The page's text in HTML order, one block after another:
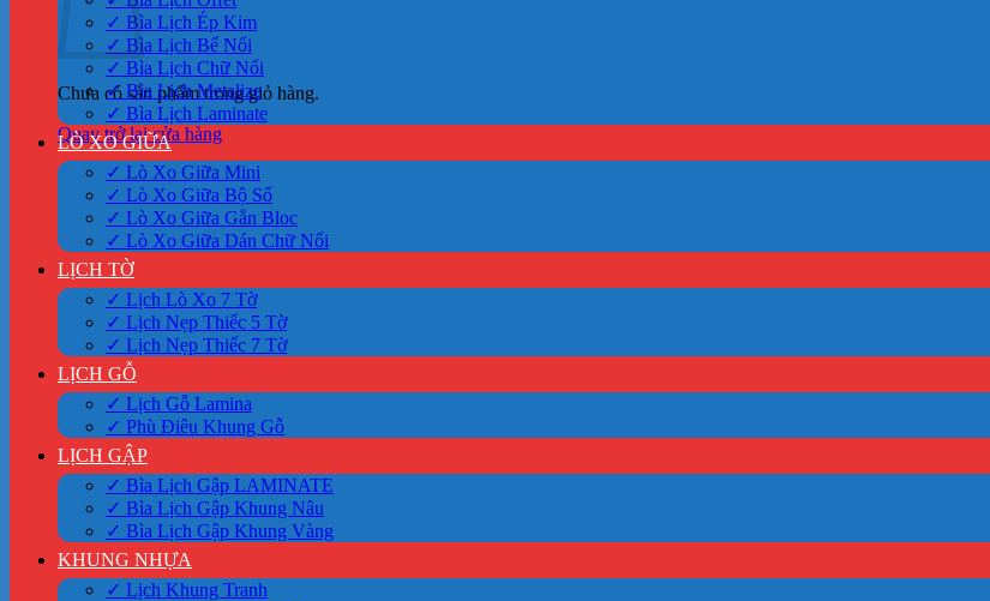
Chưa có sản phẩm trong giỏ hàng.
Quay trở lại cửa hàng
✓ Bìa Lịch Ép Kim
✓ Bìa Lịch Bế Nổi
✓ Bìa Lịch Chữ Nổi
✓ Bìa Lịch Metalize
✓ Bìa Lịch Laminate
LÒ XO GIỮA
✓ Lò Xo Giữa Mini
✓ Lò Xo Giữa Bộ Số
✓ Lò Xo Giữa Gắn Bloc
✓ Lò Xo Giữa Dán Chữ Nổi
LỊCH TỜ
✓ Lịch Lò Xo 7 Tờ
✓ Lịch Nẹp Thiếc 5 Tờ
✓ Lịch Nẹp Thiếc 7 Tờ
LỊCH GỖ
✓ Lịch Gỗ Lamina
✓ Phù Điêu Khung Gỗ
LỊCH GẬP
✓ Bìa Lịch Gập LAMINATE
✓ Bìa Lịch Gập Khung Nâu
✓ Bìa Lịch Gập Khung Vàng
KHUNG NHỰA
✓ Lịch Khung Tranh